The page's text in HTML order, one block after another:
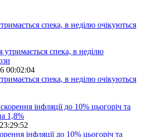
спека, в неділю очікуються
00:02:04
спека, в неділю очікуються
інфляції до 10% цьогоріч та